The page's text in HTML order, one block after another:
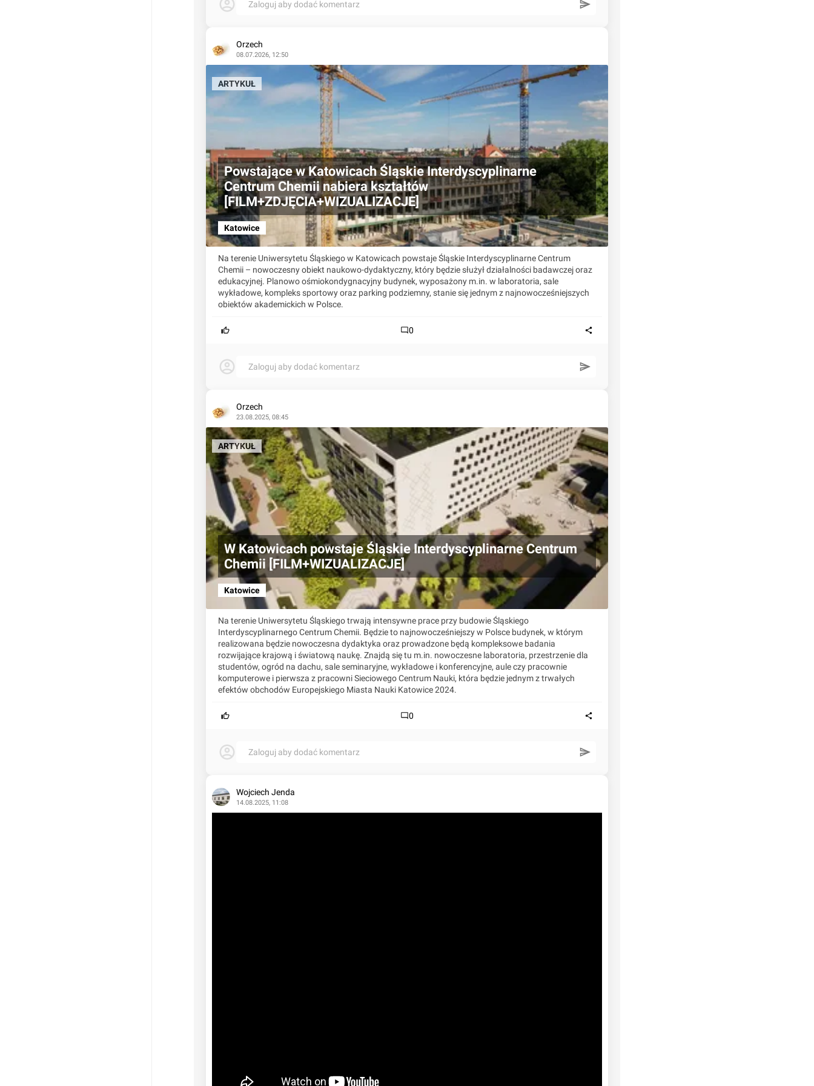
Zaloguj aby dodać komentarz
Orzech
08.07.2026, 12:50
Powstające w Katowicach Śląskie Interdyscyplinarne
Centrum Chemii nabiera kształtów
[FILM+ZDJĘCIA+WIZUALIZACJE]
Katowice
ARTYKUŁ
Na terenie Uniwersytetu Śląskiego w Katowicach powstaje Śląskie Interdyscyplinarne Centrum
Chemii – nowoczesny obiekt naukowo-dydaktyczny, który będzie służył działalności badawczej oraz
edukacyjnej. Planowo ośmiokondygnacyjny budynek, wyposażony m.in. w laboratoria, sale
wykładowe, kompleks sportowy oraz parking podziemny, stanie się jednym z najnowocześniejszych
obiektów akademickich w Polsce.
0
Zaloguj aby dodać komentarz
Orzech
23.08.2025, 08:45
W Katowicach powstaje Śląskie Interdyscyplinarne Centrum
Chemii [FILM+WIZUALIZACJE]
Katowice
ARTYKUŁ
Na terenie Uniwersytetu Śląskiego trwają intensywne prace przy budowie Śląskiego
Interdyscyplinarnego Centrum Chemii. Będzie to najnowocześniejszy w Polsce budynek, w którym
realizowana będzie nowoczesna dydaktyka oraz prowadzone będą kompleksowe badania
rozwijające krajową i światową naukę. Znajdą się tu m.in. nowoczesne laboratoria, przestrzenie dla
studentów, ogród na dachu, sale seminaryjne, wykładowe i konferencyjne, aule czy pracownie
komputerowe i pierwsza z pracowni Sieciowego Centrum Nauki, która będzie jednym z trwałych
efektów obchodów Europejskiego Miasta Nauki Katowice 2024.
0
Zaloguj aby dodać komentarz
Wojciech Jenda
14.08.2025, 11:08